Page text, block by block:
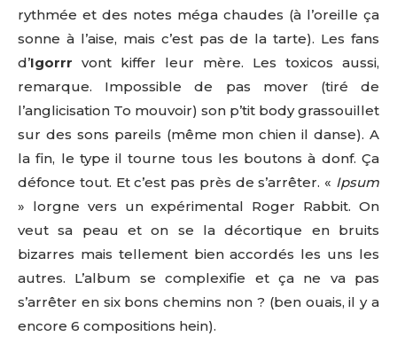
rythmée et des notes méga chaudes (à l’oreille ça
sonne à l’aise, mais c’est pas de la tarte). Les fans
d’Igorrr vont kiffer leur mère. Les toxicos aussi,
remarque. Impossible de pas mover (tiré de
l’anglicisation To mouvoir) son p’tit body grassouillet
sur des sons pareils (même mon chien il danse). A
la fin, le type il tourne tous les boutons à donf. Ça
défonce tout. Et c’est pas près de s’arrêter. « Ipsum
» lorgne vers un expérimental Roger Rabbit. On
veut sa peau et on se la décortique en bruits
bizarres mais tellement bien accordés les uns les
autres. L’album se complexifie et ça ne va pas
s’arrêter en six bons chemins non ? (ben ouais, il y a
encore 6 compositions hein).